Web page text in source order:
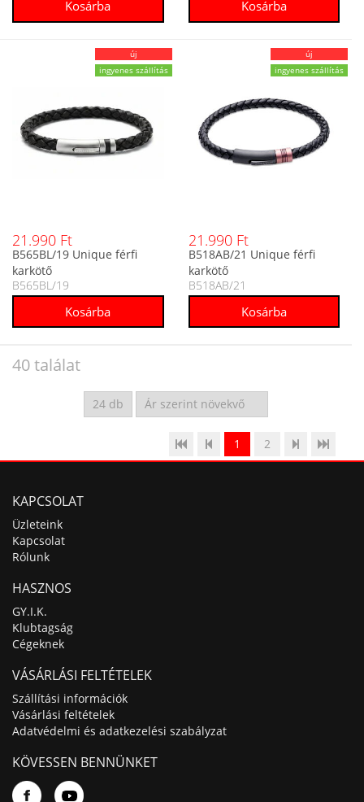
új
ingyenes szállítás
21.990 Ft
B565BL/19 Unique férfi
karkötő
B565BL/19
új
ingyenes szállítás
21.990 Ft
B518AB/21 Unique férfi
karkötő
B518AB/21
40 találat
1 2
KAPCSOLAT
Üzleteink
Kapcsolat
Rólunk
HASZNOS
GY.I.K.
Klubtagság
Cégeknek
VÁSÁRLÁSI FELTÉTELEK
Szállítási információk
Vásárlási feltételek
Adatvédelmi és adatkezelési szabályzat
KÖVESSEN BENNÜNKET